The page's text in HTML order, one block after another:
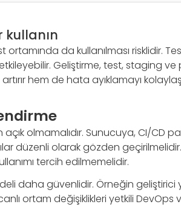
kullanın
da kullanılması risklidir.
Geliştirme, test, staging
hem de hata ayıklamayı
olmamalıdır. Sunucuya, CI/CD
düzenli olarak gözden geçirilmelidir.
tercih edilmemelidir.
daha güvenlidir. Örneğin geliştirici
ortam değişiklikleri yetkili DevOps